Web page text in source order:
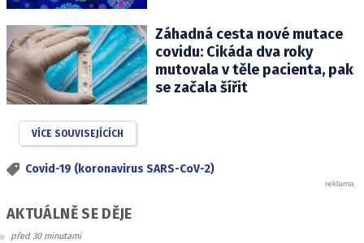
Záhadná cesta nové mutace
covidu: Cikáda dva roky
mutovala v těle pacienta, pak
se začala šířit
VÍCE SOUVISEJÍCÍCH
Covid-19 (koronavirus SARS-CoV-2)
AKTUÁLNĚ SE DĚJE
před 30 minutami